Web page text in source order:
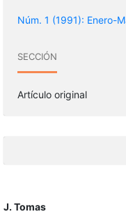
Núm. 1 (1991): Enero-
SECCIÓN
Artículo original
J. Tomas